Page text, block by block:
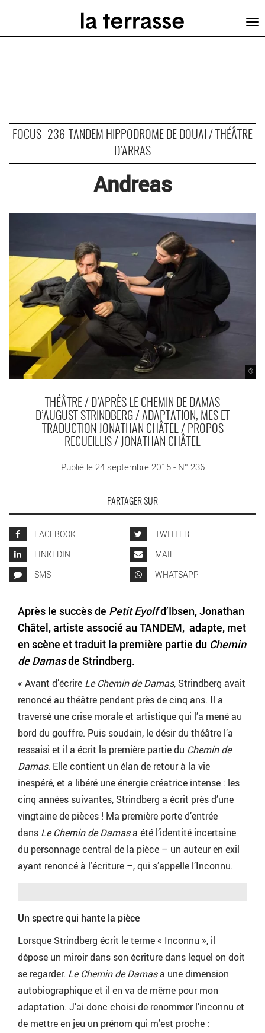
FOCUS -236-TANDEM HIPPODROME DE DOUAI / THÉÂTRE
D’ARRAS
Andreas
©
THÉÂTRE / D’APRÈS LE CHEMIN DE DAMAS
D’AUGUST STRINDBERG / ADAPTATION, MES ET
TRADUCTION JONATHAN CHÂTEL / PROPOS
RECUEILLIS / JONATHAN CHÂTEL
Publié le 24 septembre 2015 - N° 236
PARTAGER SUR
FACEBOOK
TWITTER
LINKEDIN
MAIL
SMS
WHATSAPP
Après le succès de Petit Eyolfd’Ibsen, Jonathan
Châtel, artiste associé au TANDEM, adapte, met
en scène et traduit la première partie du Chemin
de Damasde Strindberg.
« Avant d’écrire Le Chemin de Damas, Strindberg avait
renoncé au théâtre pendant près de cinq ans. Il a
traversé une crise morale et artistique qui l’a mené au
bord du gouffre. Puis soudain, le désir du théâtre l’a
ressaisi et il a écrit la première partie du Chemin de
Damas. Elle contient un élan de retour à la vie
inespéré, et a libéré une énergie créatrice intense : les
cinq années suivantes, Strindberg a écrit près d’une
vingtaine de pièces ! Ma première porte d’entrée
dans Le Chemin de Damasa été l’identité incertaine
du personnage central de la pièce – un auteur en exil
ayant renoncé à l’écriture –, qui s’appelle l’Inconnu.
Un spectre qui hante la pièce
Lorsque Strindberg écrit le terme « Inconnu », il
dépose un miroir dans son écriture dans lequel on doit
se regarder. Le Chemin de Damasa une dimension
autobiographique et il en va de même pour mon
adaptation. J’ai donc choisi de renommer l’inconnu et
de mettre en jeu un prénom qui m’est proche :